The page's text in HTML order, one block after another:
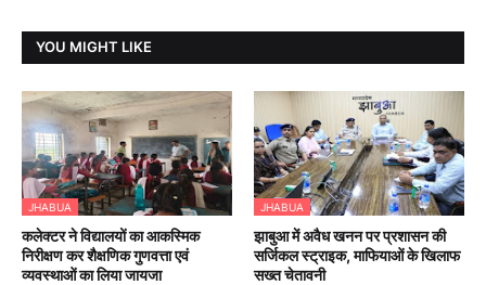
YOU MIGHT LIKE
JHABUA
कलेक्टर ने विद्यालयों का आकस्मिक
निरीक्षण कर शैक्षणिक गुणवत्ता एवं
व्यवस्थाओं का लिया जायजा
JHABUA
झाबुआ में अवैध खनन पर प्रशासन की
सर्जिकल स्ट्राइक, माफियाओं के खिलाफ
सख्त चेतावनी